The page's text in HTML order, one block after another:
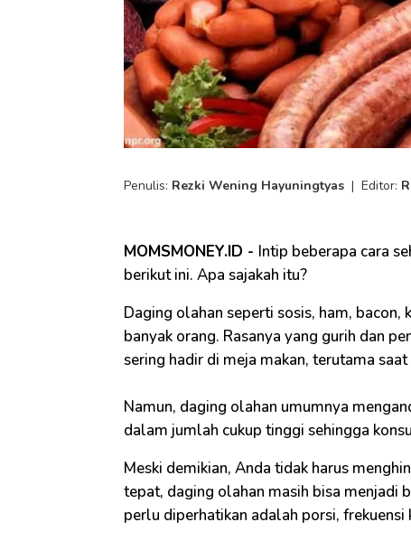
Penulis: Rezki Wening Hayuningtyas | Editor:
MOMSMONEY.ID - Intip beberapa cara
berikut ini. Apa sajakah itu?
Daging olahan seperti sosis, ham,
banyak orang. Rasanya yang gurih dan
sering hadir di meja makan, terutama
Namun, daging olahan umumnya
dalam jumlah cukup tinggi sehingga
Meski demikian, Anda tidak harus
tepat, daging olahan masih bisa menjadi
perlu diperhatikan adalah porsi,